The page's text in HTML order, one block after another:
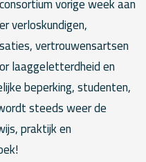
verloskundigen,
vertrouwensartsen
laaggeletterdheid en
beperking, studenten,
steeds weer de
praktijk en